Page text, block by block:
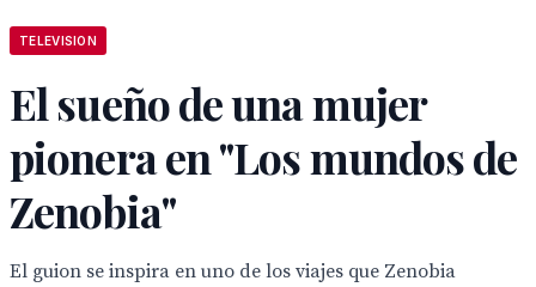
TELEVISION
El sueño de una mujer
pionera en "Los mundos de
Zenobia"
El guion se inspira en uno de los viajes que Zenobia